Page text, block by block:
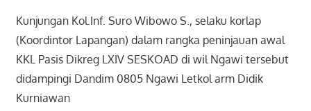
Kunjungan Kol.Inf. Suro Wibowo S., selaku korlap
(Koordintor Lapangan) dalam rangka peninjauan awal
KKL Pasis Dikreg LXIV SESKOAD di wil Ngawi tersebut
didampingi Dandim 0805 Ngawi Letkol arm Didik
Kurniawan